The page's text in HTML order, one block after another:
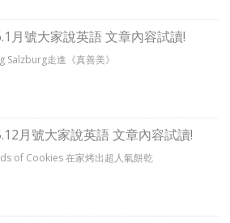
月號大家說英語 文章內容試讀!
Salzburg走進《真善美》
月號大家說英語 文章內容試讀!
of Cookies 在家烤出超人氣餅乾